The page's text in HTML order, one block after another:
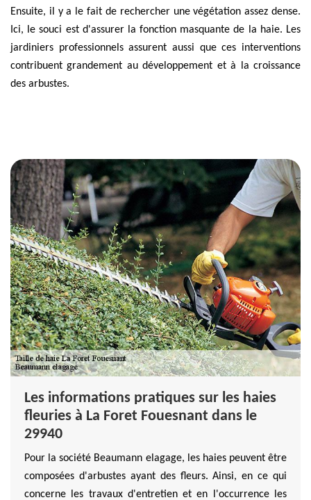
Ensuite, il y a le fait de rechercher une végétation assez dense.
Ici, le souci est d'assurer la fonction masquante de la haie. Les
jardiniers professionnels assurent aussi que ces interventions
contribuent grandement au développement et à la croissance
des arbustes.
Les informations pratiques sur les haies
fleuries à La Foret Fouesnant dans le
29940
Pour la société Beaumann elagage, les haies peuvent être
composées d'arbustes ayant des fleurs. Ainsi, en ce qui
concerne les travaux d'entretien et en l'occurrence les